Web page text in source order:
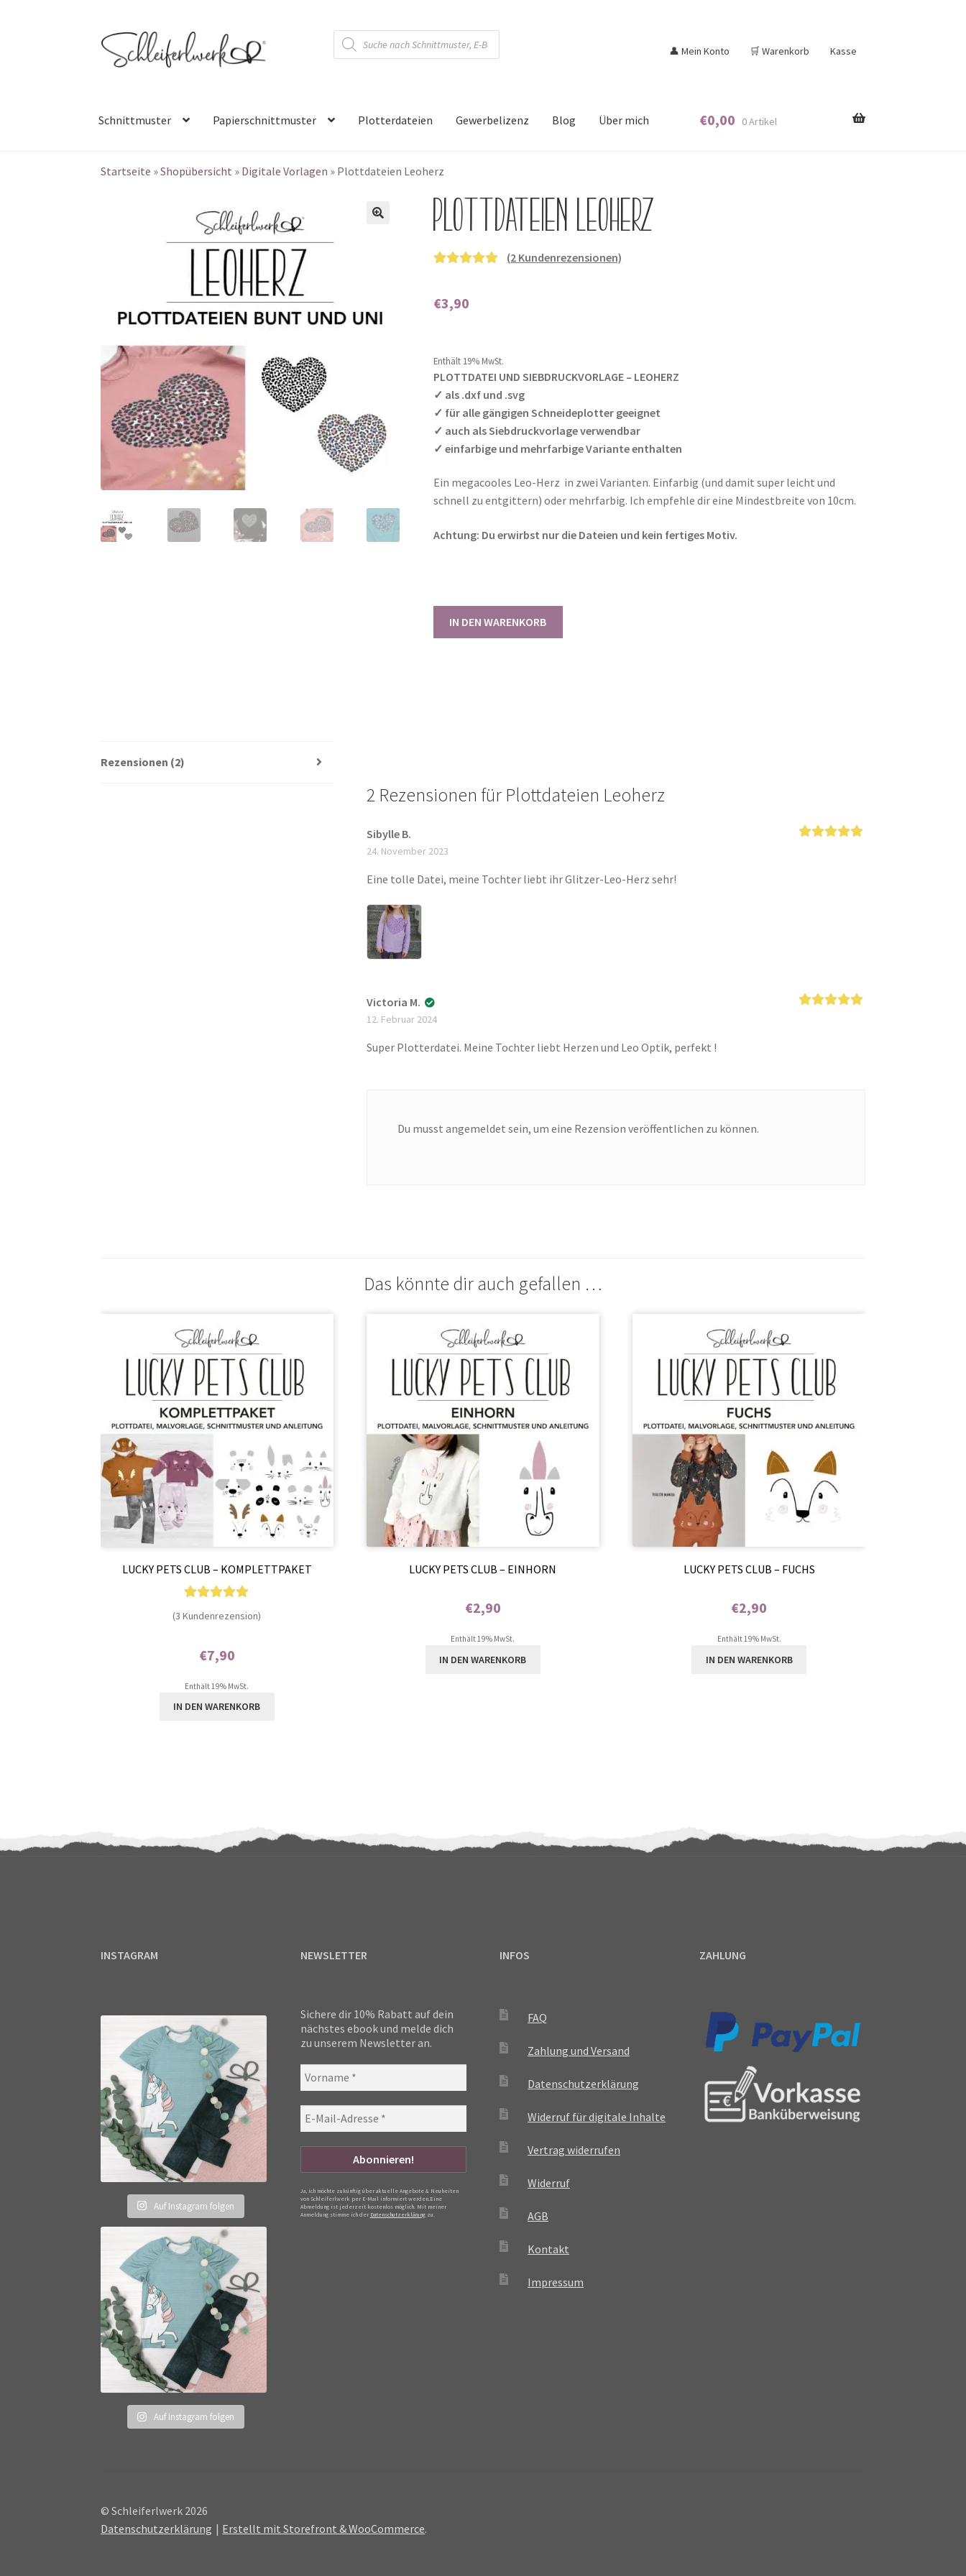
Zur
Navigation
Zum
Inhalt
👤 Mein Konto 🛒 Warenkorb Kasse
Products
search
Schnittmuster Papierschnittmuster Plotterdateien Gewerbelizenz Blog Über mich €0,00 0 Artikel
Startseite »Shopübersicht » Digitale Vorlagen » Plottdateien Leoherz
Plottdateien Leoherz
basierend auf
(2 Kundenrezensionen)
€3,90
Enthält 19% MwSt.
PLOTTDATEI UND SIEBDRUCKVORLAGE – LEOHERZ
✓ als .dxf und .svg
✓ für alle gängigen Schneideplotter geeignet
✓ auch als Siebdruckvorlage verwendbar
✓ einfarbige und mehrfarbige Variante enthalten
Ein megacooles Leo-Herz in zwei Varianten. Einfarbig (und damit super leicht und
schnell zu entgittern) oder mehrfarbig. Ich empfehle dir eine Mindestbreite von 10cm.
Achtung: Du erwirbst nur die Dateien und kein fertiges Motiv.
IN DEN WARENKORB
Rezensionen (2)
2 Rezensionen für Plottdateien Leoherz
Sibylle B.
24. November 2023
Eine tolle Datei, meine Tochter liebt ihr Glitzer-Leo-Herz sehr!
Victoria M.
12. Februar 2024
Super Plotterdatei. Meine Tochter liebt Herzen und Leo Optik, perfekt !
Du musst angemeldet sein, um eine Rezension veröffentlichen zu können.
Das könnte dir auch gefallen …
LUCKY PETS CLUB – KOMPLETTPAKET
Kundenbewer
(3 Kundenrezension)
€7,90
Enthält 19% MwSt.
IN DEN WARENKORB
LUCKY PETS CLUB – EINHORN
€2,90
Enthält 19% MwSt.
IN DEN WARENKORB
LUCKY PETS CLUB – FUCHS
€2,90
Enthält 19% MwSt.
IN DEN WARENKORB
INSTAGRAM
Auf Instagram folgen
Auf Instagram folgen
NEWSLETTER
Sichere dir 10% Rabatt auf dein
nächstes ebook und melde dich
zu unserem Newsletter an.
Ja, ich möchte zukünftig über aktuelle Angebote & Neuheiten
von Schleiferlwerk per E-Mail informiert werden.Eine
Abmeldung ist jederzeit kostenlos möglich. Mit meiner
Anmeldung stimme ich der Datenschutzerklärungzu.
INFOS
FAQ
Zahlung und Versand
Datenschutzerklärung
Widerruf für digitale Inhalte
Vertrag widerrufen
Widerruf
AGB
Kontakt
Impressum
ZAHLUNG
© Schleiferlwerk 2026
Datenschutzerklärung
Erstellt mit Storefront & WooCommerce.